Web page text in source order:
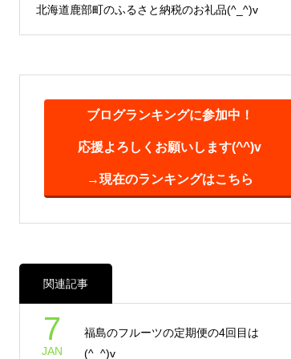
北海道鹿部町のふるさと納税のお礼品(^_^)v
ブログランキングに参加中！
応援よろしくお願いします(^^)v
→現在のランキングはこちら
関連記事
7
JAN
福島のフルーツの定期便の4回目は
(^_^)v